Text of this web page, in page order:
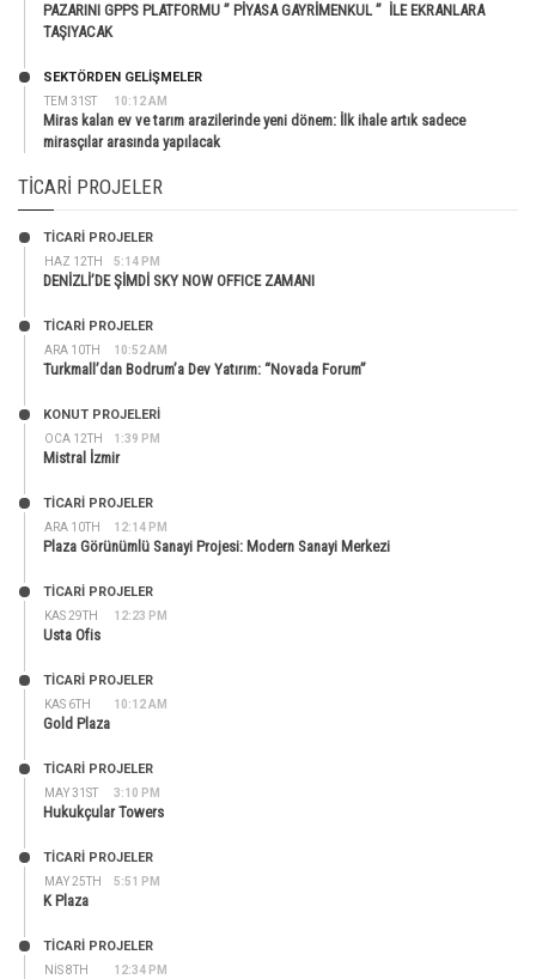
PAZARINI GPPS PLATFORMU ” PİYASA GAYRİMENKUL ” İLE EKRANLARA
TAŞIYACAK
TEM 31ST 10:12 AM
SEKTÖRDEN GELIŞMELER
Miras kalan ev ve tarım arazilerinde yeni dönem: İlk ihale artık sadece
mirasçılar arasında yapılacak
TICARI PROJELER
HAZ 12TH 5:14 PM
TİCARİ PROJELER
DENİZLİ’DE ŞİMDİ SKY NOW OFFICE ZAMANI
ARA 10TH 10:52 AM
TİCARİ PROJELER
Turkmall’dan Bodrum’a Dev Yatırım: “Novada Forum”
OCA 12TH 1:39 PM
KONUT PROJELERI
Mistral İzmir
ARA 10TH 12:14 PM
TİCARİ PROJELER
Plaza Görünümlü Sanayi Projesi: Modern Sanayi Merkezi
KAS 29TH 12:23 PM
TİCARİ PROJELER
Usta Ofis
KAS 6TH 10:12 AM
TİCARİ PROJELER
Gold Plaza
MAY 31ST 3:10 PM
TİCARİ PROJELER
Hukukçular Towers
MAY 25TH 5:51 PM
TİCARİ PROJELER
K Plaza
NIS 8TH 12:34 PM
TİCARİ PROJELER